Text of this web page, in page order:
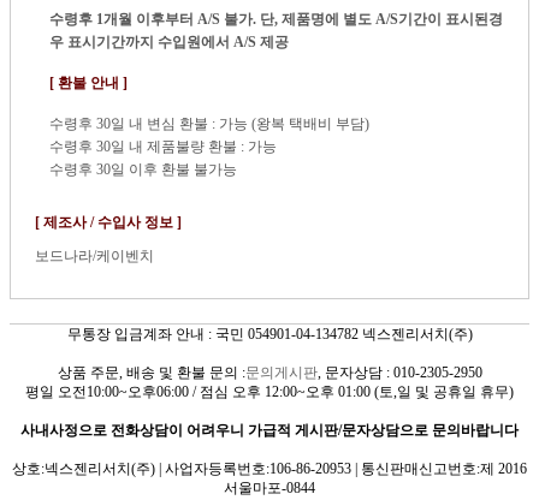
수령후 1개월 이후부터 A/S 불가. 단, 제품명에 별도 A/S기간이 표시된경
우 표시기간까지 수입원에서 A/S 제공
[ 환불 안내 ]
수령후 30일 내 변심 환불 : 가능 (왕복 택배비 부담)
수령후 30일 내 제품불량 환불 : 가능
수령후 30일 이후 환불 불가능
[ 제조사 / 수입사 정보 ]
보드나라/케이벤치
무통장 입금계좌 안내 : 국민 054901-04-134782 넥스젠리서치(주)
상품 주문, 배송 및 환불 문의 :문의게시판, 문자상담 : 010-2305-2950
평일 오전10:00~오후06:00 / 점심 오후 12:00~오후 01:00 (토,일 및 공휴일 휴무)
사내사정으로 전화상담이 어려우니 가급적 게시판/문자상담으로 문의바랍니다
상호:넥스젠리서치(주) | 사업자등록번호:106-86-20953 | 통신판매신고번호:제 2016
서울마포-0844